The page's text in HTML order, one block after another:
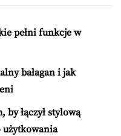
pełni funkcje w
bałagan i jak
łączył stylową
użytkowania